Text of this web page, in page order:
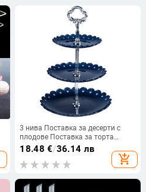
3 нива Поставка за десерти с
плодове Поставка за торта
Поставка за чинии Кухня за
съхранение Сватба Рожден Ден
Поставка за чинии за торта
18.48 €/36.14 лв
add_shopping_cart